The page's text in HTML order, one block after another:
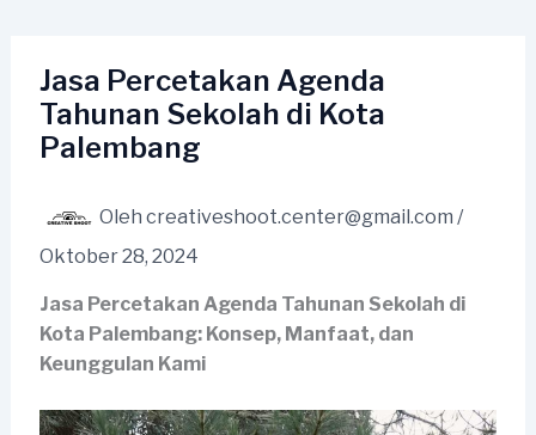
kontenJasa Percetakan Agenda
Tahunan Sekolah di Kota
Palembang
Oleh creativeshoot.center@gmail.com /
Oktober 28, 2024
Jasa Percetakan Agenda Tahunan Sekolah di
Kota Palembang: Konsep, Manfaat, dan
Keunggulan Kami